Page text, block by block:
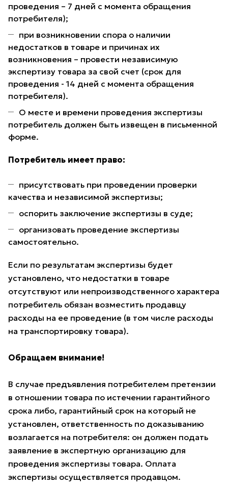
проведения – 7 дней с момента обращения
потребителя);
при возникновении спора о наличии
недостатков в товаре и причинах их
возникновения – провести независимую
экспертизу товара за свой счет (срок для
проведения - 14 дней с момента обращения
потребителя).
О месте и времени проведения экспертизы
потребитель должен быть извещен в письменной
форме.
Потребитель имеет право:
присутствовать при проведении проверки
качества и независимой экспертизы;
оспорить заключение экспертизы в суде;
организовать проведение экспертизы
самостоятельно.
Если по результатам экспертизы будет
установлено, что недостатки в товаре
отсутствуют или непроизводственного характера
потребитель обязан возместить продавцу
расходы на ее проведение (в том числе расходы
на транспортировку товара).
Обращаем внимание!
В случае предъявления потребителем претензии
в отношении товара по истечении гарантийного
срока либо, гарантийный срок на который не
установлен, ответственность по доказыванию
возлагается на потребителя: он должен подать
заявление в экспертную организацию для
проведения экспертизы товара. Оплата
экспертизы осуществляется продавцом.